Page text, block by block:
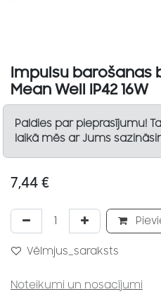
Impulsu barošanas
Mean Well IP42 16W
Paldies par pieprasījumu!
laikā mēs ar Jums
7,44 €
Vēlmjus_saraksts
Noteikumi un nosacījumi